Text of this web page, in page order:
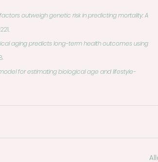
outweigh genetic risk in predicting mortality: A
aging predicts long-term health outcomes using
for estimating biological age and lifestyle-